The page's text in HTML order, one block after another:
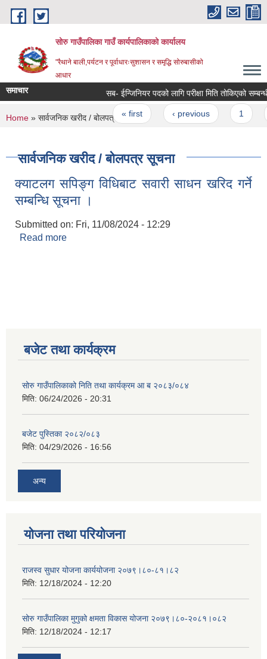
Skip to main content
सोरु गाउँपालिका गाउँ कार्यपालिकाको कार्यालय
"रैथाने बाली,पर्यटन र पूर्वाधारःसुशासन र समृद्धि सोरुबासीको
आधार
समाचार सब- ईन्जिनियर पदको लागि परीक्षा मिति तोकिएको
Pages
« first ‹ previous
You are here
Home » सार्वजनिक खरीद / बोलपत्र सूचना
सार्वजनिक खरीद / बोलपत्र सूचना
क्याटलग सपिङ्ग विधिबाट सवारी साधन खरिद गर्ने
सम्बन्धि सूचना ।
Submitted on: Fri, 11/08/2024 - 12:29
Read more
बजेट तथा कार्यक्रम
सोरु गाउँपालिकाको निति तथा कार्यक्रम आ ब २०८३/०८४
मिति: 06/24/2026 - 20:31
बजेट पुस्तिका २०८२/०८३
मिति: 04/29/2026 - 16:56
अन्य
योजना तथा परियोजना
राजस्व सुधार योजना कार्ययोजना २०७९।८०-८१।८२
मिति: 12/18/2024 - 12:20
सोरु गाउँपालिका मुगुको क्षमता विकास योजना २०७९।८०-२०८१।०८२
मिति: 12/18/2024 - 12:17